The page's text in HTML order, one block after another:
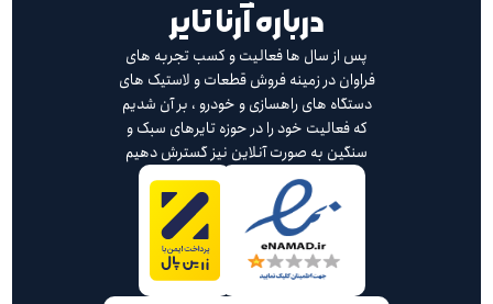
درباره آرنا تایر
پس از سال ها فعالیت و کسب تجربه های
فراوان در زمینه فروش قطعات و لاستیک های
دستگاه های راهسازی و خودرو ، بر آن شدیم
که فعالیت خود را در حوزه تایرهای سبک و
سنگین به صورت آنلاین نیز گسترش دهیم